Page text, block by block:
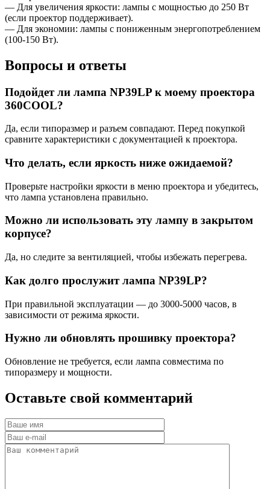
— Для увеличения яркости: лампы с мощностью до 250 Вт
(если проектор поддерживает).
— Для экономии: лампы с пониженным энергопотреблением
(100-150 Вт).
Вопросы и ответы
Подойдет ли лампа NP39LP к моему проектора
360СOOL?
Да, если типоразмер и разъем совпадают. Перед покупкой
сравните характеристики с документацией к проектора.
Что делать, если яркость ниже ожидаемой?
Проверьте настройки яркости в меню проектора и убедитесь,
что лампа установлена правильно.
Можно ли использовать эту лампу в закрытом
корпусе?
Да, но следите за вентиляцией, чтобы избежать перегрева.
Как долго прослужит лампа NP39LP?
При правильной эксплуатации — до 3000-5000 часов, в
зависимости от режима яркости.
Нужно ли обновлять прошивку проектора?
Обновление не требуется, если лампа совместима по
типоразмеру и мощности.
Оставьте свой комментарий